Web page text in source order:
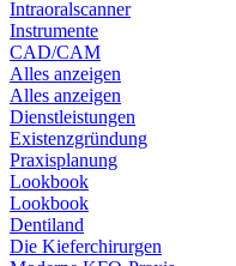
Intraoralscanner
Instrumente
CAD/CAM
Alles anzeigen
Alles anzeigen
Dienstleistungen
Existenzgründung
Praxisplanung
Lookbook
Lookbook
Dentiland
Die Kieferchirurgen